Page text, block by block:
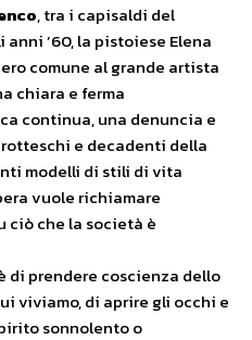
, tra i capisaldi del
’60, la pistoiese Elena
comune al grande artista
chiara e ferma
continua, una denuncia e
e decadenti della
modelli di stili di vita
vuole richiamare
ciò che la società è
di prendere coscienza dello
viviamo, di aprire gli occhi e
sonnolento o